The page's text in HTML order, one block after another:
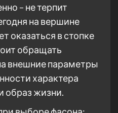
– не терпит
на вершине
оказаться в стопке
обращать
внешние параметры
характера
образ жизни.